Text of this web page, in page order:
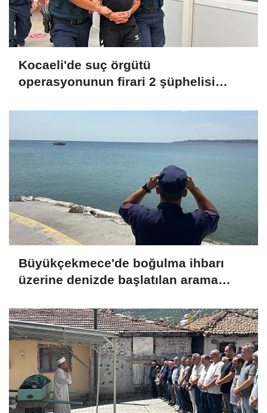
Kocaeli'de suç örgütü
operasyonunun firari 2 şüphelisi
Büyükçekmece'de boğulma ihbarı
üzerine denizde başlatılan arama